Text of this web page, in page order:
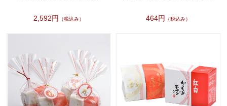
2,592円 （税込み） 464円 （税込み）